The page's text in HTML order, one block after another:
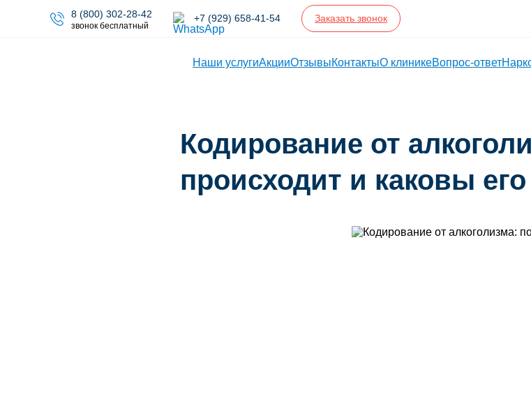
8 (800) 302-28-42
звонок бесплатный
+7 (929) 658-41-54 Заказать звонок
Наши услугиАкцииОтзывыКонтактыО клиникеВопрос-ответ
Кодирование от
происходит и каковы